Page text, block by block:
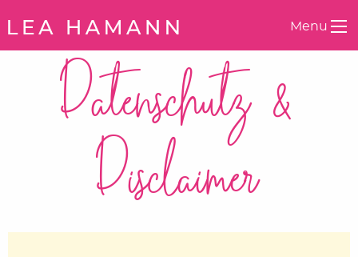
Menu
Datenschutz &
Disclaimer